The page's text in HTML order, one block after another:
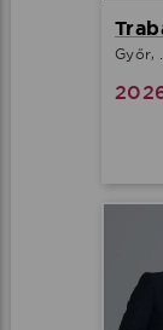
Győr, .